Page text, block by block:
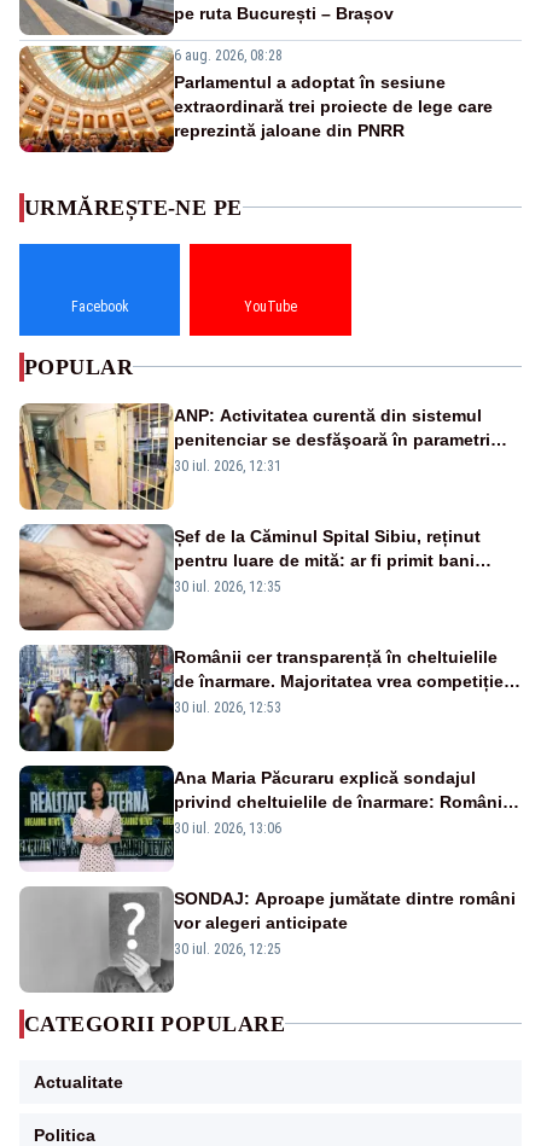
pe ruta București – Brașov
6 aug. 2026, 08:28
Parlamentul a adoptat în sesiune
extraordinară trei proiecte de lege care
reprezintă jaloane din PNRR
URMĂREȘTE-NE PE
Facebook YouTube
POPULAR
ANP: Activitatea curentă din sistemul
penitenciar se desfăşoară în parametri
normali
30 iul. 2026, 12:31
Șef de la Căminul Spital Sibiu, reținut
pentru luare de mită: ar fi primit bani
pentru internarea mai rapidă a
30 iul. 2026, 12:35
Românii cer transparență în cheltuielile
de înarmare. Majoritatea vrea competiție
reală și industrie locală – SONDAJ
30 iul. 2026, 12:53
Ana Maria Păcuraru explică sondajul
privind cheltuielile de înarmare: Românii
cer transparență în achiziții și un echilibru
30 iul. 2026, 13:06
SONDAJ: Aproape jumătate dintre români
vor alegeri anticipate
30 iul. 2026, 12:25
CATEGORII POPULARE
Actualitate
Politica